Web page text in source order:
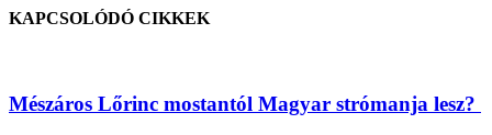
KAPCSOLÓDÓ CIKKEK
Mészáros Lőrinc mostantól Magyar strómanja lesz?